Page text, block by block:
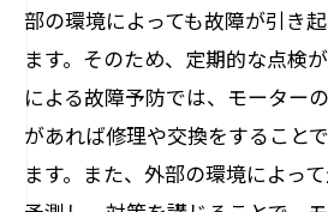
部の環境によっても故障が引き
ます。そのため、定期的な点検
による故障予防では、モーター
があれば修理や交換をすること
ます。また、外部の環境によっ